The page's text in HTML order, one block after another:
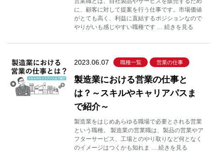
に、顧客に対して提案を行う仕事です。市場価値
がとても高く、利益に直結するポジションなので
やりがいも感じやすい職種です … 続きを見る
2023.06.07 職種一覧 営業の仕事
製造業における営業の仕事と
は？～スキルやキャリアパスま
で紹介～
製造業をはじめあらゆる職場で必要とされる営業
という職種。 製造業の営業職は、製品の営業やア
フターサービス、工場とのやり取りなど何となく
のイメージはつくかも知れま … 続きを見る